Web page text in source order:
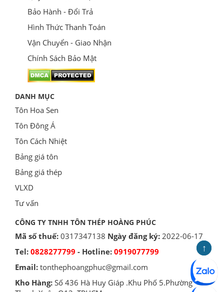
Bảo Hành - Đổi Trả
Hình Thức Thanh Toán
Vận Chuyển - Giao Nhận
Chính Sách Bảo Mật
DANH MỤC
Tôn Hoa Sen
Tôn Đông Á
Tôn Cách Nhiệt
Bảng giá tôn
Bảng giá thép
VLXD
Tư vấn
CÔNG TY TNHH TÔN THÉP HOÀNG PHÚC
Mã số thuế: 0317347138 Ngày đăng ký: 2022-06-17
Tel: 0828277799 - Hotline: 0919077799
Email: tonthephoangphuc@gmail.com
Kho Hàng: Số 436 Hà Huy Giáp .Khu Phố 5.Phường
↑
↑